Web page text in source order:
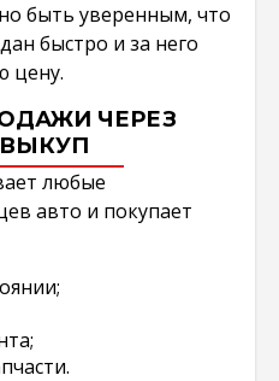
быть уверенным, что
быстро и за него
цену.
ЧЕРЕЗ
любые
авто и покупает